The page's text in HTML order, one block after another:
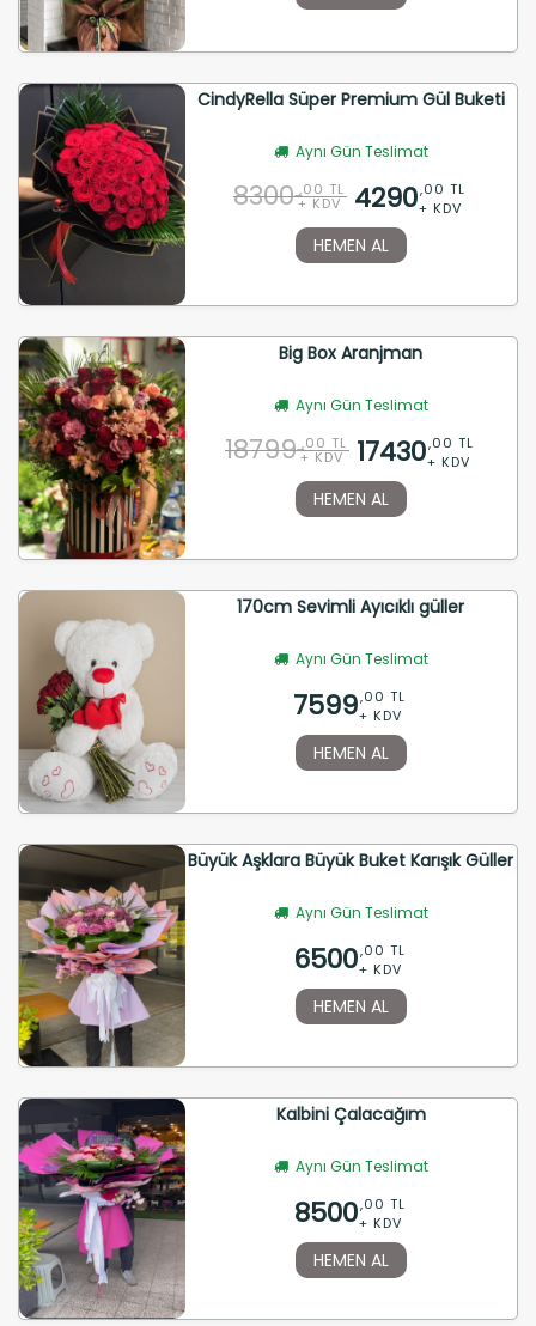
CindyRella Süper Premium Gül Buketi
Aynı Gün Teslimat
8300 ,00 TL
+ KDV 4290,00 TL
+ KDV
HEMEN AL
Big Box Aranjman
Aynı Gün Teslimat
18799 ,00 TL
+ KDV 17430,00 TL
+ KDV
HEMEN AL
170cm Sevimli Ayıcıklı güller
Aynı Gün Teslimat
7599,00 TL
+ KDV
HEMEN AL
Büyük Aşklara Büyük Buket Karışık Güller
Aynı Gün Teslimat
6500,00 TL
+ KDV
HEMEN AL
Kalbini Çalacağım
Aynı Gün Teslimat
8500,00 TL
+ KDV
HEMEN AL